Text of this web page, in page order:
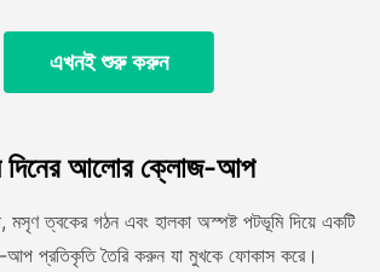
এখনই শুরু করুন
দিনের আলোর ক্লোজ-আপ
মসৃণ ত্বকের গঠন এবং হালকা অস্পষ্ট পটভূমি দিয়ে একটি
আপ প্রতিকৃতি তৈরি করুন যা মুখকে ফোকাস করে।